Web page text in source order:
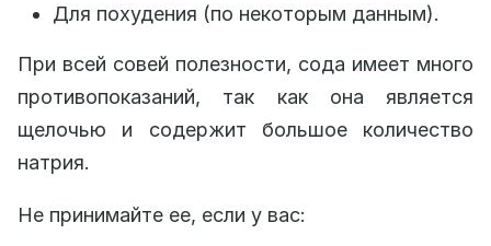
Для похудения (по некоторым данным).
При всей совей полезности, сода имеет много
противопоказаний, так как она является
щелочью и содержит большое количество
натрия.
Не принимайте ее, если у вас: